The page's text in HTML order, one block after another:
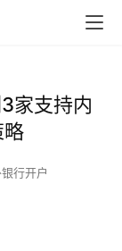
家支持内
略
行开户